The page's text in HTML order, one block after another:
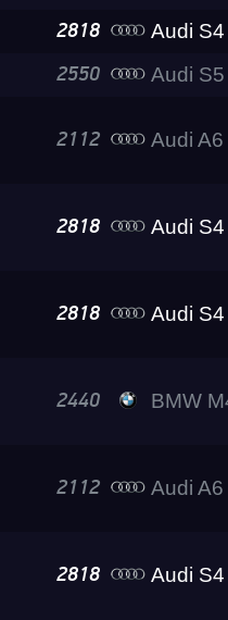
2818
Audi S4 Eva
2550 Audi
2112 Audi A6
2818 Audi S4 Eva
2818 Audi S4 Eva
2440 BMW
2112 Audi A6
2818 Audi S4 Eva